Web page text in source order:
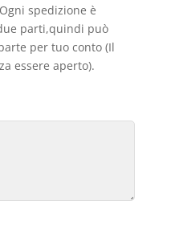
spedizione è
parti,quindi può
per tuo conto (Il
essere aperto).